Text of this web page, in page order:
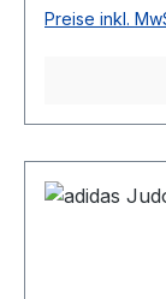
Preise inkl.